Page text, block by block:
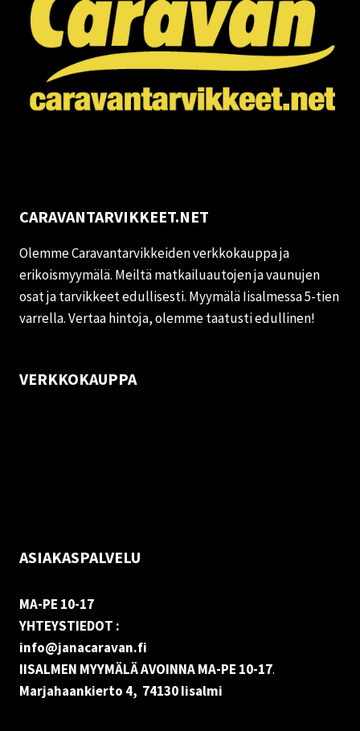
CARAVANTARVIKKEET.NET
Olemme Caravantarvikkeiden verkkokauppa ja
erikoismyymälä. Meiltä matkailuautojen ja vaunujen
osat ja tarvikkeet edullisesti. Myymälä Iisalmessa 5-tien
varrella. Vertaa hintoja, olemme taatusti edullinen!
VERKKOKAUPPA
ASIAKASPALVELU
MA-PE 10-17
YHTEYSTIEDOT :
info@janacaravan.fi
IISALMEN MYYMÄLÄ AVOINNA MA-PE 10-17.
Marjahaankierto 4, 74130 Iisalmi